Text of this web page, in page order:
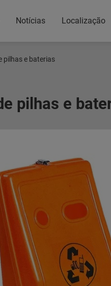
Notícias Localização
pilhas e baterias
pilhas e